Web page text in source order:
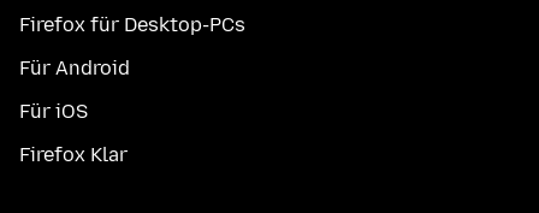
Firefox für Desktop-PCs
Für Android
Für iOS
Firefox Klar